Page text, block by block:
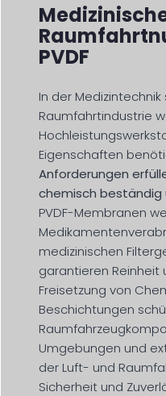
PVDF
In der
Raumfahrtindustrie
Eigenschaften
Anforderungen
chemisch beständig
PVDF-Membranen
medizinischen
garantieren Reinheit
Freisetzung von
Beschichtungen
Umgebungen und
der Luft- und
Sicherheit und